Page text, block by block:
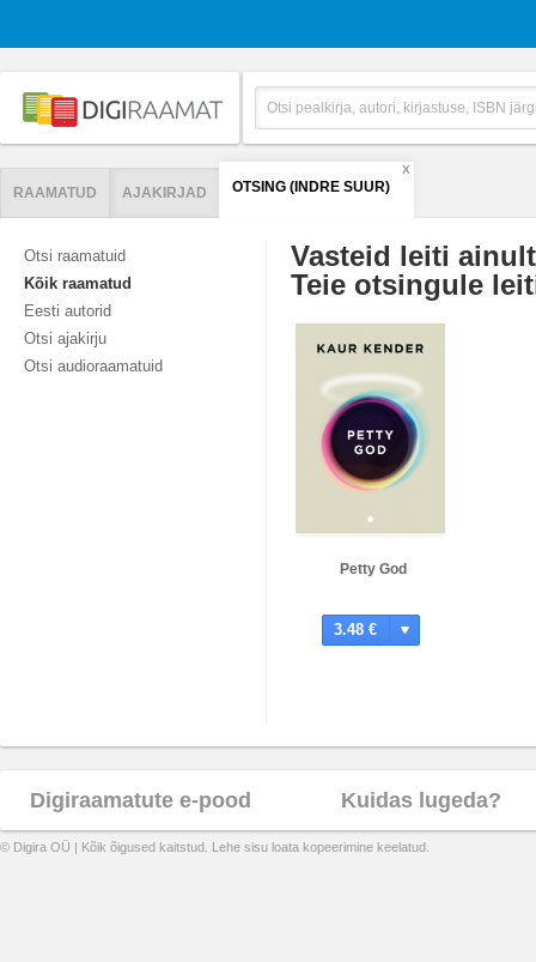
RAAMATUD AJAKIRJAD OTSING (INDRE SUUR)
X
Otsi raamatuid
Kõik raamatud
Eesti autorid
Otsi ajakirju
Otsi audioraamatuid
Vasteid leiti
Teie otsingule
Petty God
3.48 €
Digiraamatute e-pood Kuidas lugeda?
© Digira OÜ | Kõik õigused kaitstud. Lehe sisu loata kopeerimine keelatud.